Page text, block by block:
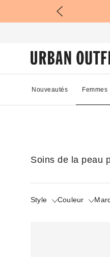
Nouveautés Femmes
Soins de la peau
Style Couleur